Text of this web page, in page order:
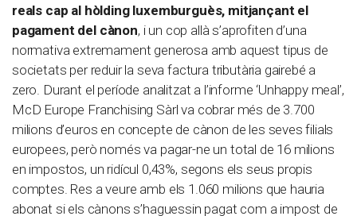
reals cap al hòlding luxemburguès, mitjançant el
pagament del cànon, i un cop allà s’aprofiten d’una
normativa extremament generosa amb aquest tipus de
societats per reduir la seva factura tributària gairebé a
zero. Durant el període analitzat a l’informe ‘Unhappy meal’,
McD Europe Franchising Sàrl va cobrar més de 3.700
milions d’euros en concepte de cànon de les seves filials
europees, però només va pagar-ne un total de 16 milions
en impostos, un ridícul 0,43%, segons els seus propis
comptes. Res a veure amb els 1.060 milions que hauria
abonat si els cànons s’haguessin pagat com a impost de